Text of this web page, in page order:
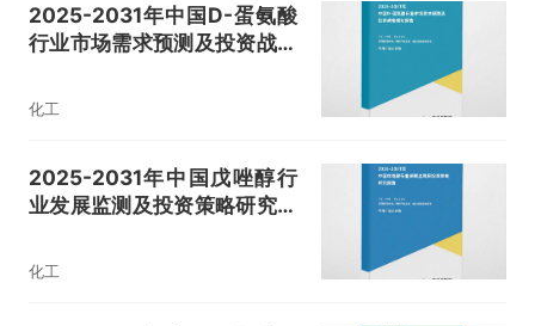
2025-2031年中国D-蛋氨酸
行业市场需求预测及投资战略
化工
2025-2031年中国戊唑醇行
业发展监测及投资策略研究报
化工